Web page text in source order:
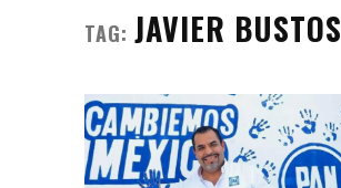
TAG: JAVIER BUSTOS